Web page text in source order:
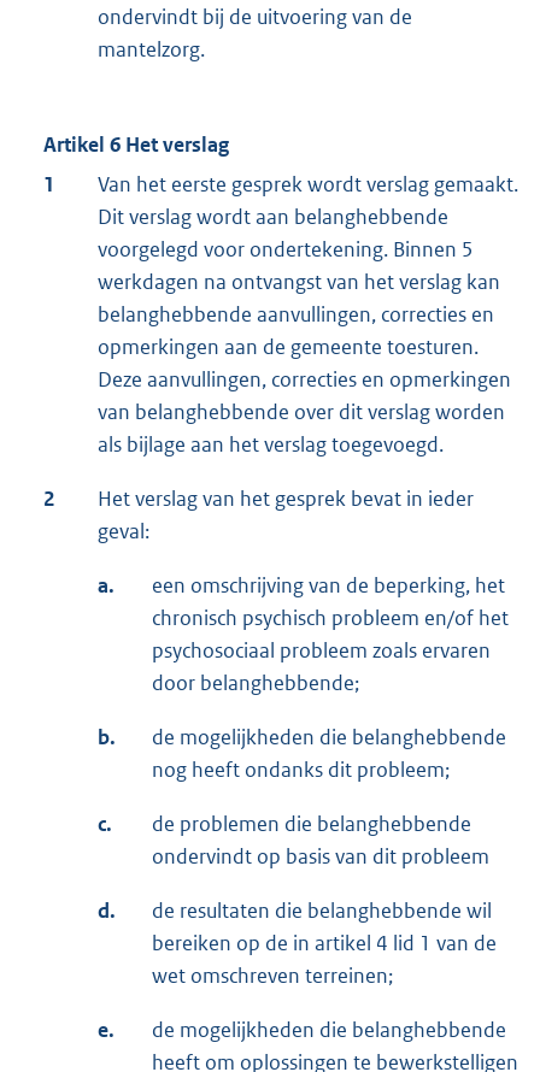
ondervindt bij de uitvoering van de
mantelzorg.
Artikel 6 Het verslag
1
Van het eerste gesprek wordt verslag gemaakt.
Dit verslag wordt aan belanghebbende
voorgelegd voor ondertekening. Binnen 5
werkdagen na ontvangst van het verslag kan
belanghebbende aanvullingen, correcties en
opmerkingen aan de gemeente toesturen.
Deze aanvullingen, correcties en opmerkingen
van belanghebbende over dit verslag worden
als bijlage aan het verslag toegevoegd.
2
Het verslag van het gesprek bevat in ieder
geval:
a.
een omschrijving van de beperking, het
chronisch psychisch probleem en/of het
psychosociaal probleem zoals ervaren
door belanghebbende;
b.
de mogelijkheden die belanghebbende
nog heeft ondanks dit probleem;
c.
de problemen die belanghebbende
ondervindt op basis van dit probleem
d.
de resultaten die belanghebbende wil
bereiken op de in artikel 4 lid 1 van de
wet omschreven terreinen;
e.
de mogelijkheden die belanghebbende
heeft om oplossingen te bewerkstelligen